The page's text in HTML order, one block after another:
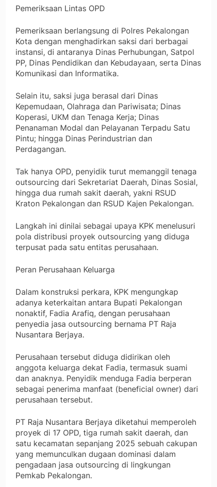
Pemeriksaan Lintas OPD
Pemeriksaan berlangsung di Polres Pekalongan
Kota dengan menghadirkan saksi dari berbagai
instansi, di antaranya Dinas Perhubungan, Satpol
PP, Dinas Pendidikan dan Kebudayaan, serta Dinas
Komunikasi dan Informatika.
Selain itu, saksi juga berasal dari Dinas
Kepemudaan, Olahraga dan Pariwisata; Dinas
Koperasi, UKM dan Tenaga Kerja; Dinas
Penanaman Modal dan Pelayanan Terpadu Satu
Pintu; hingga Dinas Perindustrian dan
Perdagangan.
Tak hanya OPD, penyidik turut memanggil tenaga
outsourcing dari Sekretariat Daerah, Dinas Sosial,
hingga dua rumah sakit daerah, yakni RSUD
Kraton Pekalongan dan RSUD Kajen Pekalongan.
Langkah ini dinilai sebagai upaya KPK menelusuri
pola distribusi proyek outsourcing yang diduga
terpusat pada satu entitas perusahaan.
Peran Perusahaan Keluarga
Dalam konstruksi perkara, KPK mengungkap
adanya keterkaitan antara Bupati Pekalongan
nonaktif, Fadia Arafiq, dengan perusahaan
penyedia jasa outsourcing bernama PT Raja
Nusantara Berjaya.
Perusahaan tersebut diduga didirikan oleh
anggota keluarga dekat Fadia, termasuk suami
dan anaknya. Penyidik menduga Fadia berperan
sebagai penerima manfaat (beneficial owner) dari
perusahaan tersebut.
PT Raja Nusantara Berjaya diketahui memperoleh
proyek di 17 OPD, tiga rumah sakit daerah, dan
satu kecamatan sepanjang 2025 sebuah cakupan
yang memunculkan dugaan dominasi dalam
pengadaan jasa outsourcing di lingkungan
Pemkab Pekalongan.